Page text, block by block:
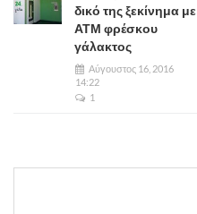
δικό της ξεκίνημα με
ΑΤΜ φρέσκου
γάλακτος
Αύγουστος 16, 2016
14:22
1